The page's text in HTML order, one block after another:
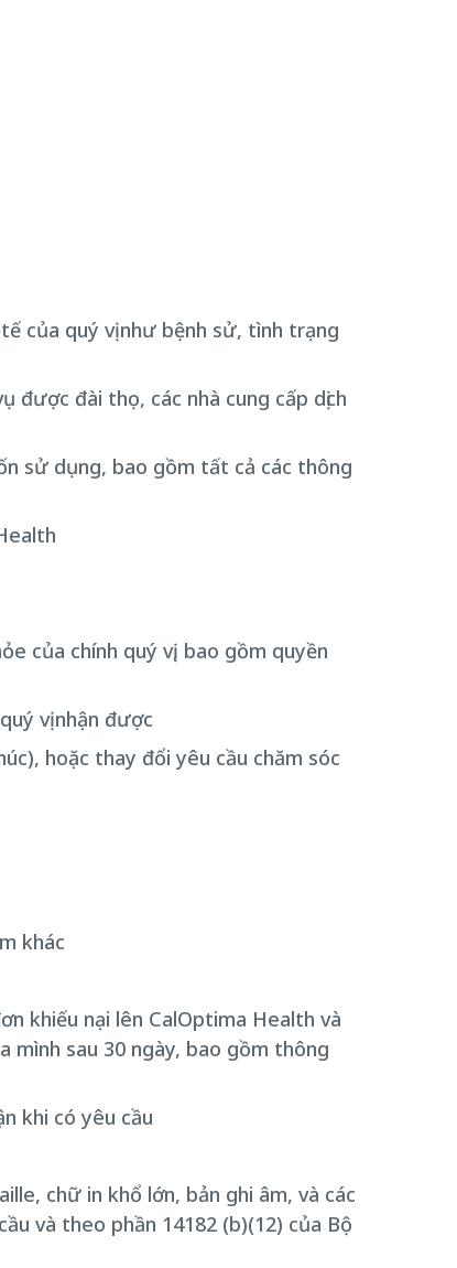
của quý vị như bệnh sử, tình trạng
được đài thọ, các nhà cung cấp dịch
sử dụng, bao gồm tất cả các thông
của chính quý vị, bao gồm quyền
vị nhận được
hoặc thay đổi yêu cầu chăm sóc
khác
khiếu nại lên CalOptima Health và
mình sau 30 ngày, bao gồm thông
khi có yêu cầu
chữ in khổ lớn, bản ghi âm, và các
và theo phần 14182 (b)(12) của Bộ